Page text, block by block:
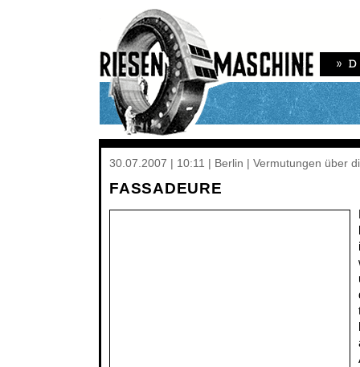
30.07.2007 | 10:11 | Berlin | Vermutungen über
FASSADEURE